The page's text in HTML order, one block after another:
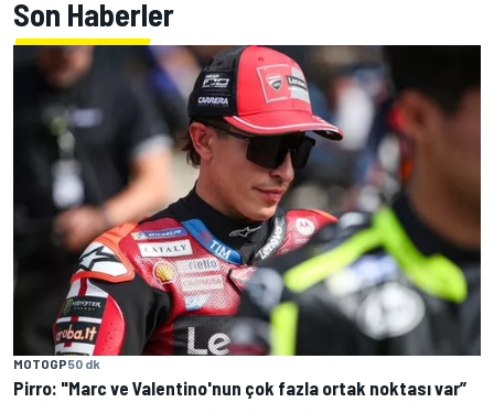
Son Haberler
MOTOGP50 dk
Pirro: "Marc ve Valentino'nun çok fazla ortak noktası var”